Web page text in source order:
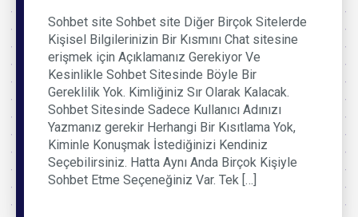
Sohbet site Sohbet site Diğer Birçok Sitelerde
Kişisel Bilgilerinizin Bir Kısmını Chat sitesine
erişmek için Açıklamanız Gerekiyor Ve
Kesinlikle Sohbet Sitesinde Böyle Bir
Gereklilik Yok. Kimliğiniz Sır Olarak Kalacak.
Sohbet Sitesinde Sadece Kullanıcı Adınızı
Yazmanız gerekir Herhangi Bir Kısıtlama Yok,
Kiminle Konuşmak İstediğinizi Kendiniz
Seçebilirsiniz. Hatta Aynı Anda Birçok Kişiyle
Sohbet Etme Seçeneğiniz Var. Tek […]